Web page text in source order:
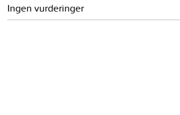
Ingen vurderinger